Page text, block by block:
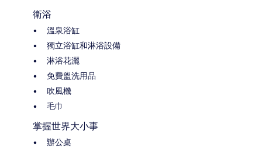
衛浴
溫泉浴缸
獨立浴缸和淋浴設備
淋浴花灑
免費盥洗用品
吹風機
毛巾
掌握世界大小事
辦公桌